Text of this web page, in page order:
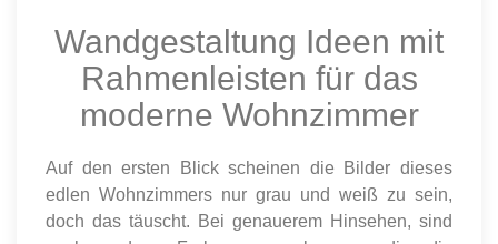
Wandgestaltung Ideen mit
Rahmenleisten für das
moderne Wohnzimmer
Auf den ersten Blick scheinen die Bilder dieses
edlen Wohnzimmers nur grau und weiß zu sein,
doch das täuscht. Bei genauerem Hinsehen, sind